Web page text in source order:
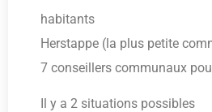
habitants
Herstappe (la plus petite
7 conseillers communaux
Il y a 2 situations possibles